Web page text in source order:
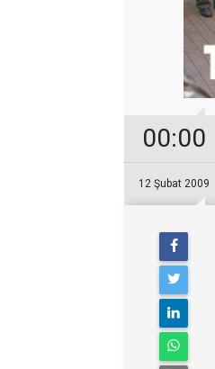
00:00
12 Şubat 2009